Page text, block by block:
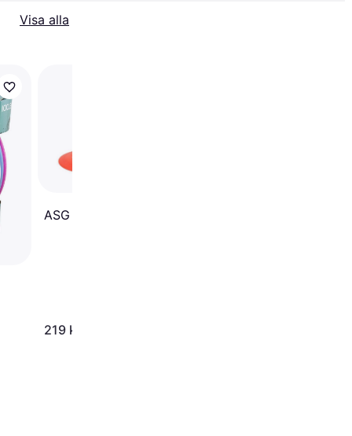
Visa alla
ASG Disc Golf Set
219 kr